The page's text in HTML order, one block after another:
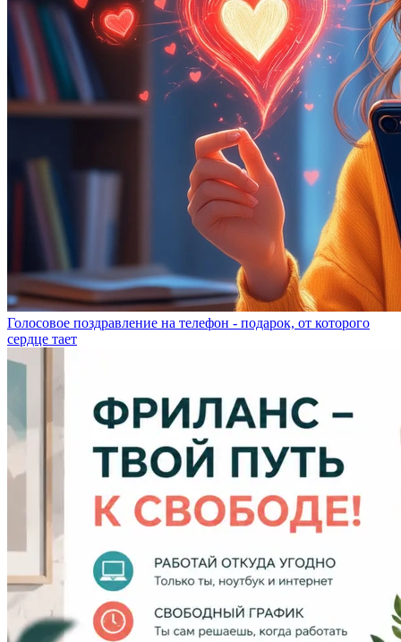
Голосовое поздравление на телефон - подарок, от которого
сердце тает